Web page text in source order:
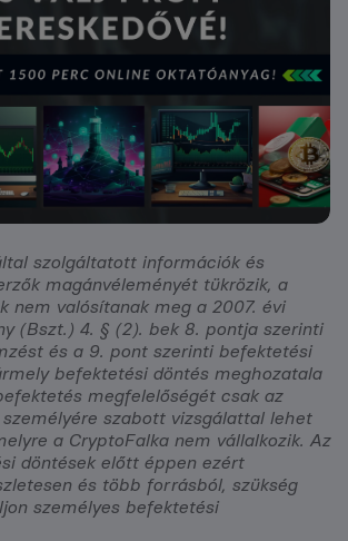
szolgáltatott információk és
magánvéleményét tükrözik, a
nem valósítanak meg a 2007. évi
(Bszt.) 4. § (2). bek 8. pontja szerinti
és a 9. pont szerinti befektetési
befektetési döntés meghozatala
megfelelőségét csak az
szabott vizsgálattal lehet
a CryptoFalka nem vállalkozik. Az
döntések előtt éppen ezért
és több forrásból, szükség
személyes befektetési